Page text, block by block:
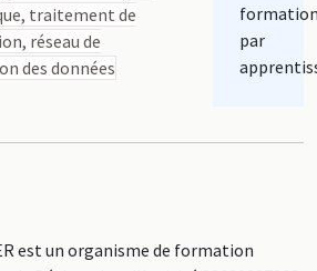
traitement de
réseau de
des données
par
est un organisme de formation